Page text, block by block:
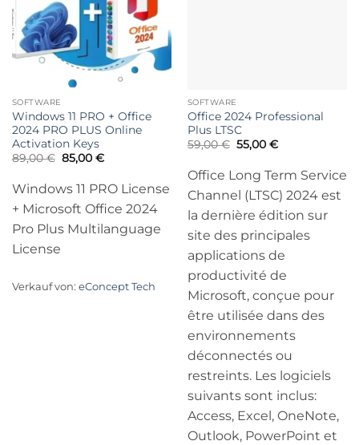
SOFTWARE
Windows 11 PRO + Office
2024 PRO PLUS Online
Activation Keys
89,00€ Ursprünglicher
Preis
89,00 €
85,00 €Aktueller
85,00 €.
Windows 11 PRO License
+ Microsoft Office 2024
Pro Plus Multilanguage
License
Verkauf von: eConcept Tech
SOFTWARE
Office 2024 Professional
Plus LTSC
59,00€ Ursprünglicher
Preis
59,00 €
55,00 €Aktueller
55,00 €.
Office Long Term Service
Channel (LTSC) 2024 est
la dernière édition sur
site des principales
applications de
productivité de
Microsoft, conçue pour
être utilisée dans des
environnements
déconnectés ou
restreints. Les logiciels
suivants sont inclus:
Access, Excel, OneNote,
Outlook, PowerPoint et